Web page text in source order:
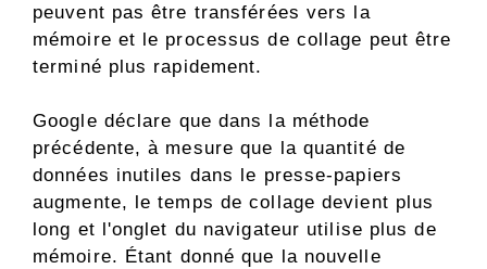
peuvent pas être transférées vers la
mémoire et le processus de collage peut être
terminé plus rapidement.
Google déclare que dans la méthode
précédente, à mesure que la quantité de
données inutiles dans le presse-papiers
augmente, le temps de collage devient plus
long et l'onglet du navigateur utilise plus de
mémoire. Étant donné que la nouvelle